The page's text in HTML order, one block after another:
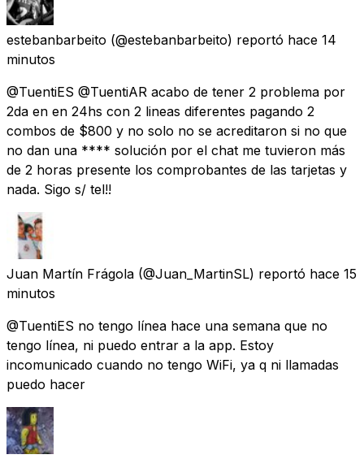
estebanbarbeito (@estebanbarbeito) reportó hace 14
minutos
@TuentiES @TuentiAR acabo de tener 2 problema por
2da en en 24hs con 2 lineas diferentes pagando 2
combos de $800 y no solo no se acreditaron si no que
no dan una **** solución por el chat me tuvieron más
de 2 horas presente los comprobantes de las tarjetas y
nada. Sigo s/ tel!!
Juan Martín Frágola (@Juan_MartinSL) reportó hace 15
minutos
@TuentiES no tengo línea hace una semana que no
tengo línea, ni puedo entrar a la app. Estoy
incomunicado cuando no tengo WiFi, ya q ni llamadas
puedo hacer